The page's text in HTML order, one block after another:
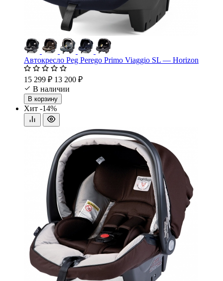
Автокресло Peg Perego Primo Viaggio SL — Horizon
15 299 ₽ 13 200 ₽
В наличии
В корзину
Хит -14%